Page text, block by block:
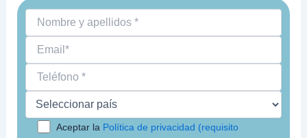
Aceptar la Política de privacidad (requisito